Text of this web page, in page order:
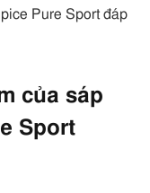
Pure Sport đáp
của sáp
Sport